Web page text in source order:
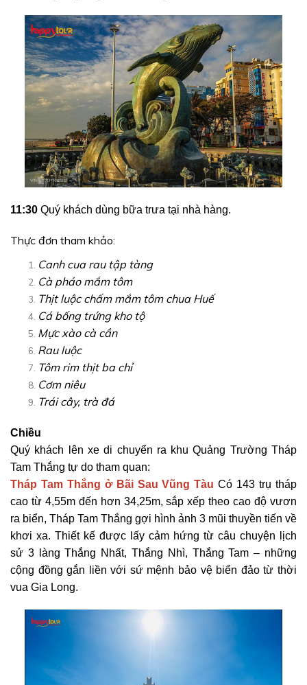
11:30 Quý khách dùng bữa trưa tại nhà hàng.
Thực đơn tham khảo:
Canh cua rau tập tàng
Cà pháo mắm tôm
Thịt luộc chấm mắm tôm chua Huế
Cá bống trứng kho tộ
Mực xào cà cần
Rau luộc
Tôm rim thịt ba chỉ
Cơm niêu
Trái cây, trà đá
Chiều
Quý khách lên xe di chuyển ra khu Quảng Trường Tháp
Tam Thắng tự do tham quan:
Tháp Tam Thắng ở Bãi Sau Vũng Tàu Có 143 trụ tháp
cao từ 4,55m đến hơn 34,25m, sắp xếp theo cao độ vươn
ra biển, Tháp Tam Thắng gợi hình ảnh 3 mũi thuyền tiến về
khơi xa. Thiết kế được lấy cảm hứng từ câu chuyện lịch
sử 3 làng Thắng Nhất, Thắng Nhì, Thắng Tam – những
cộng đồng gắn liền với sứ mệnh bảo vệ biển đảo từ thời
vua Gia Long.